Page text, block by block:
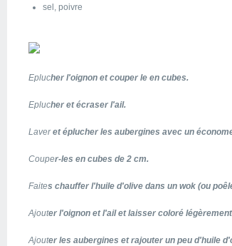
sel, poivre
Eplucher l'oignon et couper le en cubes.
Eplucher et écraser l'ail.
Laveret éplucher les aubergines avec un
Couper-les en cubes de 2 cm.
Faites chauffer l'huile d'olive dans un wok (ou
Ajouter l'oignon et l'ail et laisser coloré
Ajouter les aubergines et rajouter un peu d'huile